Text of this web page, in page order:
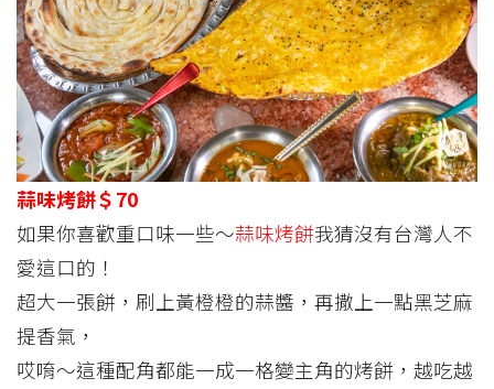
蒜味烤餅＄70
如果你喜歡重口味一些～蒜味烤餅我猜沒有台灣人不
愛這口的！
超大一張餅，刷上黃橙橙的蒜醬，再撒上一點黑芝麻
提香氣，
哎唷～這種配角都能一成一格變主角的烤餅，越吃越